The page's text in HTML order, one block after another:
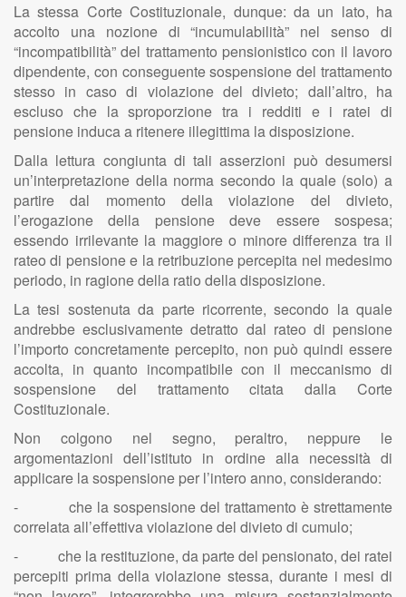
La stessa Corte Costituzionale, dunque: da un lato, ha
accolto una nozione di “incumulabilità” nel senso di
“incompatibilità” del trattamento pensionistico con il lavoro
dipendente, con conseguente sospensione del trattamento
stesso in caso di violazione del divieto; dall’altro, ha
escluso che la sproporzione tra i redditi e i ratei di
pensione induca a ritenere illegittima la disposizione.
Dalla lettura congiunta di tali asserzioni può desumersi
un’interpretazione della norma secondo la quale (solo) a
partire dal momento della violazione del divieto,
l’erogazione della pensione deve essere sospesa;
essendo irrilevante la maggiore o minore differenza tra il
rateo di pensione e la retribuzione percepita nel medesimo
periodo, in ragione della ratio della disposizione.
La tesi sostenuta da parte ricorrente, secondo la quale
andrebbe esclusivamente detratto dal rateo di pensione
l’importo concretamente percepito, non può quindi essere
accolta, in quanto incompatibile con il meccanismo di
sospensione del trattamento citata dalla Corte
Costituzionale.
Non colgono nel segno, peraltro, neppure le
argomentazioni dell’istituto in ordine alla necessità di
applicare la sospensione per l’intero anno, considerando:
- che la sospensione del trattamento è strettamente
correlata all’effettiva violazione del divieto di cumulo;
- che la restituzione, da parte del pensionato, dei ratei
percepiti prima della violazione stessa, durante i mesi di